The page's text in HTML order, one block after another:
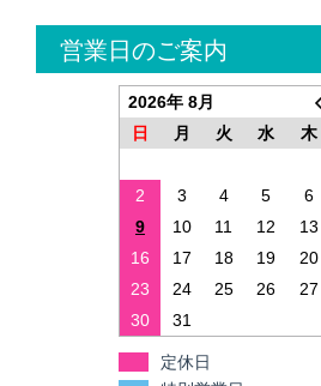
営業日のご案内
2026年 8月
日
月 火 水 木
2
3 4 5 6
9
10 11 12 13
16
17 18 19 20
23
24 25 26 27
30
31
定休日